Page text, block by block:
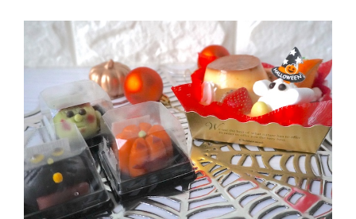
子 ハロウィン 黒猫」